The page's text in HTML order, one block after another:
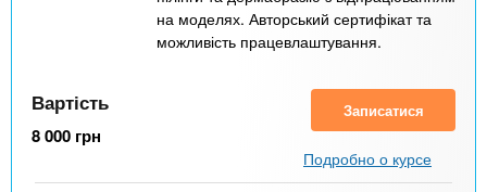
на моделях. Авторський сертифікат та
можливість працевлаштування.
Вартість
8 000 грн
Записатися
Подробно о курсе